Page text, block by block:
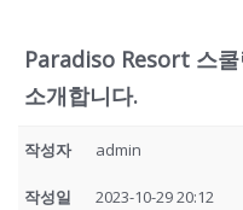
Paradiso Resort 스
소개합니다.
작성자 admin
작성일 2023-10-29 20:12